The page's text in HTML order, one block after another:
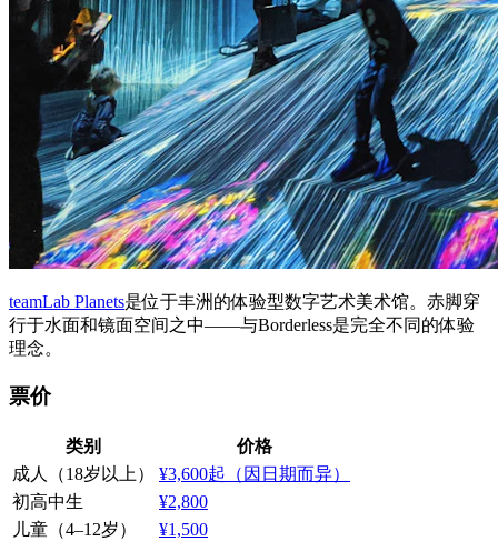
teamLab Planets是位于丰洲的体验型数字艺术美术馆。赤脚穿
行于水面和镜面空间之中——与Borderless是完全不同的体验
理念。
票价
类别
价格
成人（18岁以上）
¥3,600起（因日期而异）
初高中生
¥2,800
儿童（4–12岁）
¥1,500